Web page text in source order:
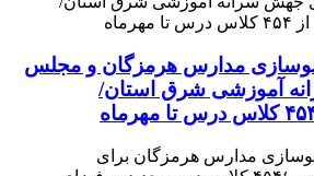
نوسازی مدارس هرمزگان و مجلس
آموزشی شرق استان/